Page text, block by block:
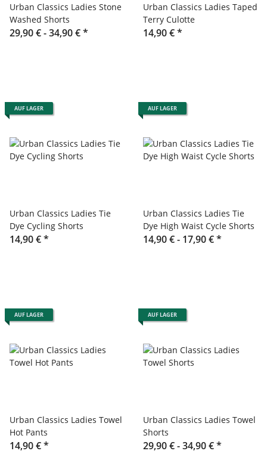
Urban Classics Ladies Stone
Washed Shorts
29,90 € -34,90 €*
Urban Classics Ladies Taped
Terry Culotte
14,90 €*
AUF LAGER
Urban Classics Ladies Tie
Dye Cycling Shorts
14,90 €*
AUF LAGER
Urban Classics Ladies Tie
Dye High Waist Cycle Shorts
14,90 € - 17,90 €*
AUF LAGER
Urban Classics Ladies Towel
Hot Pants
14,90 €*
AUF LAGER
Urban Classics Ladies Towel
Shorts
29,90 € -34,90 €*